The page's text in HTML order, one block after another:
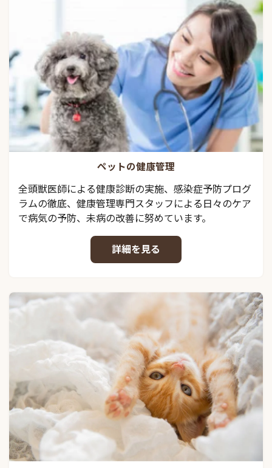
ペットの健康管理
全頭獣医師による健康診断の実施、感染症予防プログ
ラムの徹底、健康管理専門スタッフによる日々のケア
で病気の予防、未病の改善に努めています。
詳細を見る